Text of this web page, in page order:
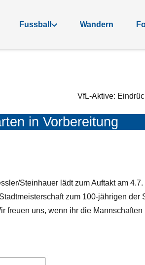
Fussball Wandern
VfL-Aktive:
in Vorbereitung
Steinhauer lädt zum Auftakt am
zum 100-jährigen der
uns, wenn ihr die